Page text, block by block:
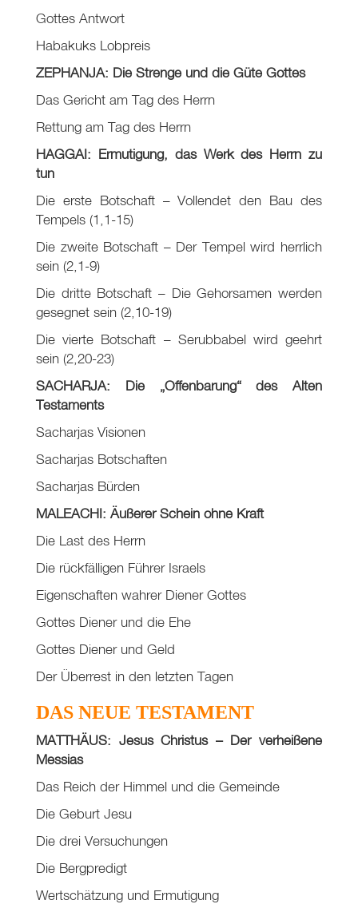
Gottes Antwort
Habakuks Lobpreis
ZEPHANJA: Die Strenge und die Güte Gottes
Das Gericht am Tag des Herrn
Rettung am Tag des Herrn
HAGGAI: Ermutigung, das Werk des Herrn zu
tun
Die erste Botschaft – Vollendet den Bau des
Tempels (1,1-15)
Die zweite Botschaft – Der Tempel wird herrlich
sein (2,1-9)
Die dritte Botschaft – Die Gehorsamen werden
gesegnet sein (2,10-19)
Die vierte Botschaft – Serubbabel wird geehrt
sein (2,20-23)
SACHARJA: Die „Offenbarung“ des Alten
Testaments
Sacharjas Visionen
Sacharjas Botschaften
Sacharjas Bürden
MALEACHI: Äußerer Schein ohne Kraft
Die Last des Herrn
Die rückfälligen Führer Israels
Eigenschaften wahrer Diener Gottes
Gottes Diener und die Ehe
Gottes Diener und Geld
Der Überrest in den letzten Tagen
DAS NEUE TESTAMENT
MATTHÄUS: Jesus Christus – Der verheißene
Messias
Das Reich der Himmel und die Gemeinde
Die Geburt Jesu
Die drei Versuchungen
Die Bergpredigt
Wertschätzung und Ermutigung